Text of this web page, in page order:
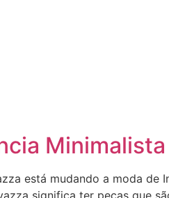
está mudando a moda de